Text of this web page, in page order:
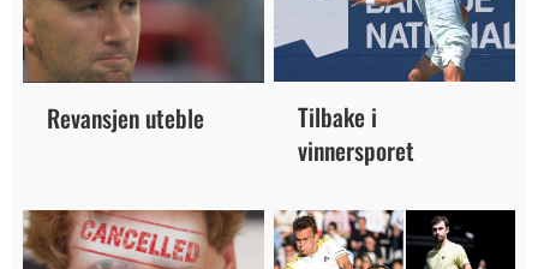
Revansjen uteble
Tilbake i
vinnersporet